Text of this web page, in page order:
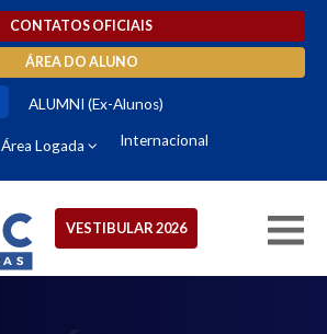
CONTATOS OFICIAIS
ÁREA DO ALUNO
ALUMNI (Ex-Alunos)
Área Logada Internacional
VESTIBULAR 2026